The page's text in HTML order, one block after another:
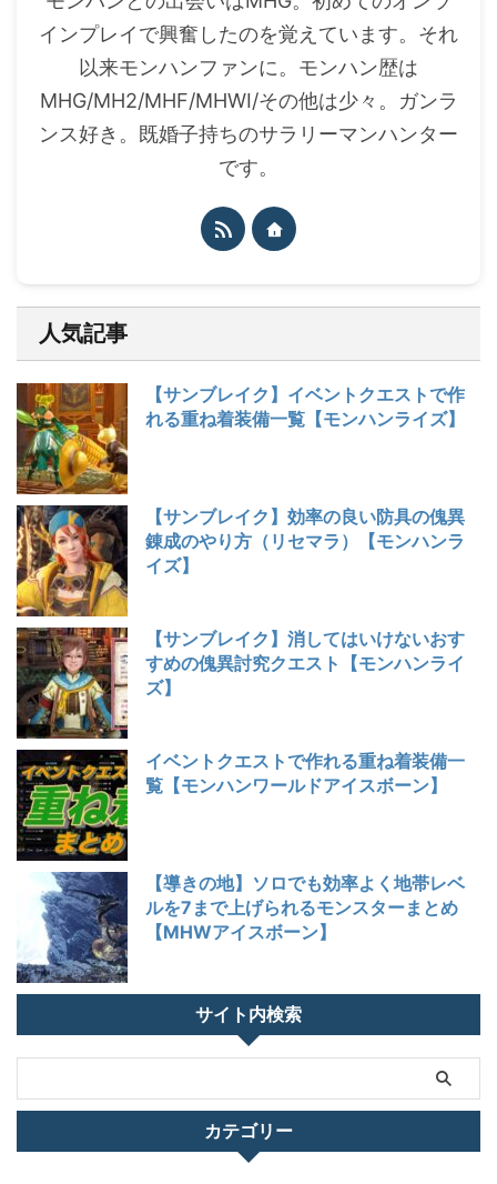
インプレイで興奮したのを覚えています。それ
以来モンハンファンに。モンハン歴は
MHG/MH2/MHF/MHWI/その他は少々。ガンラ
ンス好き。既婚子持ちのサラリーマンハンター
です。
人気記事
【サンブレイク】イベントクエストで作
れる重ね着装備一覧【モンハンライズ】
【サンブレイク】効率の良い防具の傀異
錬成のやり方（リセマラ）【モンハンラ
イズ】
【サンブレイク】消してはいけないおす
すめの傀異討究クエスト【モンハンライ
ズ】
イベントクエストで作れる重ね着装備一
覧【モンハンワールドアイスボーン】
【導きの地】ソロでも効率よく地帯レベ
ルを7まで上げられるモンスターまとめ
【MHWアイスボーン】
サイト内検索
カテゴリー